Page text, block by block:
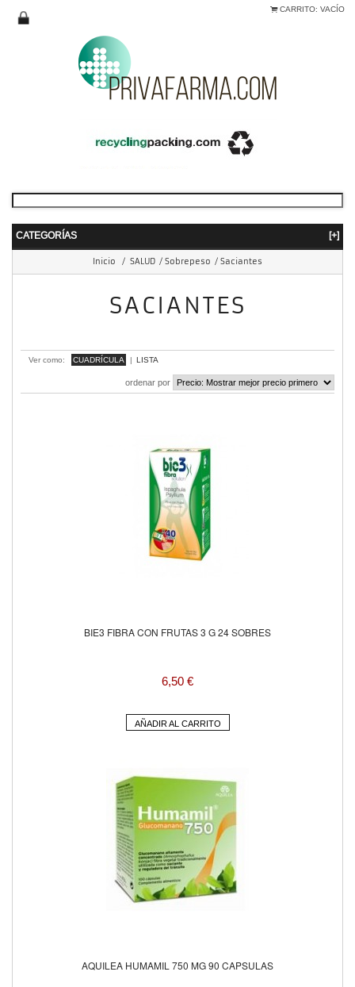
CARRITO: VACÍO
CATEGORÍAS [+]
Inicio / SALUD / Sobrepeso / Saciantes
SACIANTES
Ver como: CUADRÍCULA | LISTA
ordenar por
BIE3 FIBRA CON FRUTAS 3 G 24 SOBRES
6,50 €
AÑADIR AL CARRITO
AQUILEA HUMAMIL 750 MG 90 CAPSULAS